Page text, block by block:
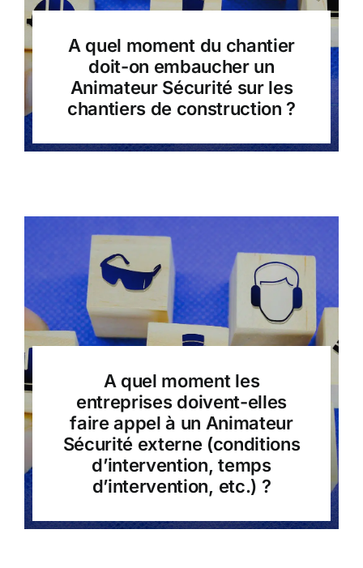
CONTACTA quel moment du chantier
doit-on embaucher un
Animateur Sécurité sur les
chantiers de construction ?
A quel moment les
entreprises doivent-elles
faire appel à un Animateur
Sécurité externe (conditions
d’intervention, temps
d’intervention, etc.) ?